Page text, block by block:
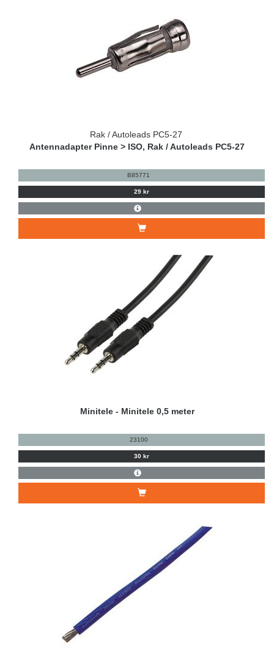
Rak / Autoleads PC5-27
Antennadapter Pinne > ISO, Rak / Autoleads PC5-27
B85771
29 kr
Minitele - Minitele 0,5 meter
23100
30 kr